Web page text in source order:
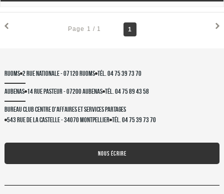
Page 1 / 1 1
RUOMS 2 rue nationale - 07120 RUOMS Tél. 04 75 39 73 70
AUBENAS 14 rue pasteur - 07200 AUBENAS Tél. 04 75 89 43 58
BUREAU CLUB CENTRE D'AFFAIRES ET SERVICES PARTAGES
543 Rue de la Castelle - 34070 Montpellier Tél. 04 75 39 73 70
NOUS ÉCRIRE